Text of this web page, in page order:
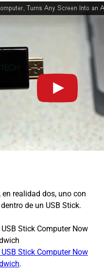
realidad dos, uno con
de un USB Stick.
Stick Computer Now
Stick Computer Now
.